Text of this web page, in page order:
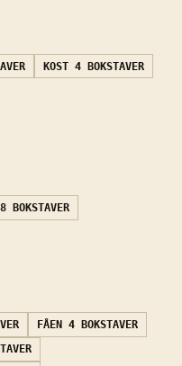
KOST 4 BOKSTAVER
8 BOKSTAVER
FÅEN
4 BOKSTAVER